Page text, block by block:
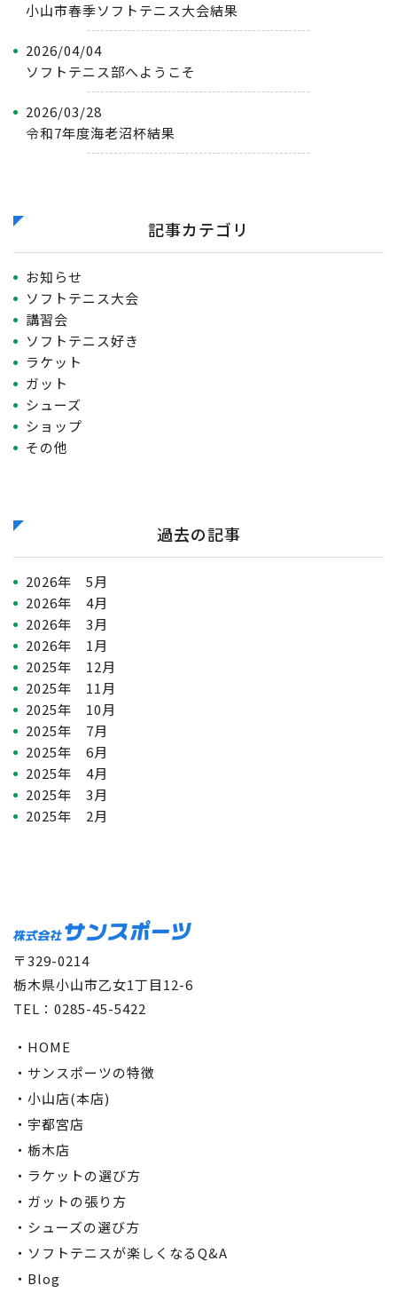
小山市春季ソフトテニス大会結果
2026/04/04
ソフトテニス部へようこそ
2026/03/28
令和7年度海老沼杯結果
記事カテゴリ
お知らせ
ソフトテニス大会
講習会
ソフトテニス好き
ラケット
ガット
シューズ
ショップ
その他
過去の記事
2026年 5月
2026年 4月
2026年 3月
2026年 1月
2025年 12月
2025年 11月
2025年 10月
2025年 7月
2025年 6月
2025年 4月
2025年 3月
2025年 2月
〒329-0214
栃木県小山市乙女1丁目12-6
TEL：0285-45-5422
・HOME
・サンスポーツの特徴
・小山店(本店)
・宇都宮店
・栃木店
・ラケットの選び方
・ガットの張り方
・シューズの選び方
・ソフトテニスが楽しくなるQ&A
・Blog